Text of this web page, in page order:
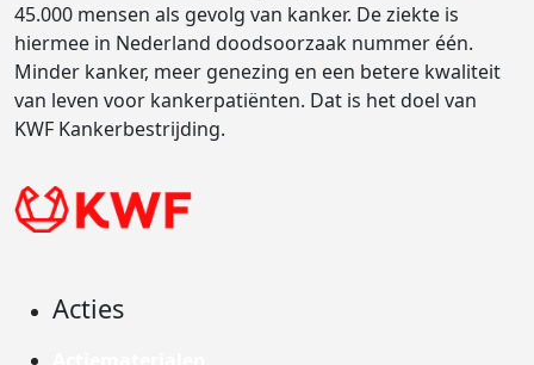
45.000 mensen als gevolg van kanker. De ziekte is
hiermee in Nederland doodsoorzaak nummer één.
Minder kanker, meer genezing en een betere kwaliteit
van leven voor kankerpatiënten. Dat is het doel van
KWF Kankerbestrijding.
Acties